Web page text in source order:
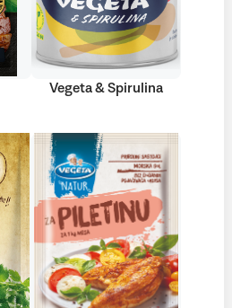
Vegeta & Spirulina